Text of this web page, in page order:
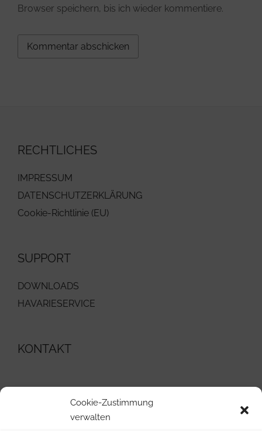
Cookie-Zustimmung
verwalten
Browser speichern, bis ich wieder kommentiere.
RECHTLICHES
IMPRESSUM
DATENSCHUTZERKLÄRUNG
Cookie-Richtlinie (EU)
SUPPORT
DOWNLOADS
HAVARIESERVICE
KONTAKT
039954/22401